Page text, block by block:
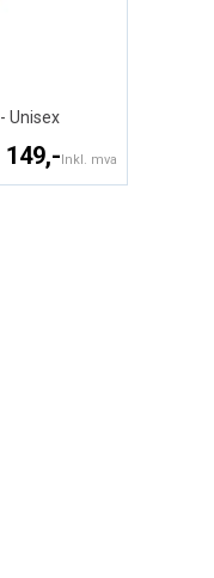
Unisex
149,-Inkl. mva